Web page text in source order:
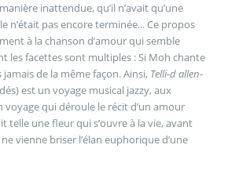
inattendue, qu’il n’avait qu’une
n’était pas encore terminée... Ce propos
à la chanson d’amour qui semble
les facettes sont multiples : Si Moh chante
de la même façon. Ainsi, Telli-d allen-
est un voyage musical jazzy, aux
voyage qui déroule le récit d’un amour
telle une fleur qui s’ouvre à la vie, avant
vienne briser l’élan euphorique d’une